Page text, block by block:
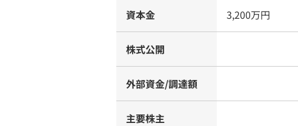
資本金 3,200万円
株式公開
外部資金/調達額
主要株主